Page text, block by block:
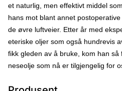
et naturlig, men effektivt middel
hans mot blant annet
de øvre luftveier. Etter år med
eteriske oljer som også hundrevis
fikk gleden av å bruke, kom han
neseolje som nå er tilgjengelig for